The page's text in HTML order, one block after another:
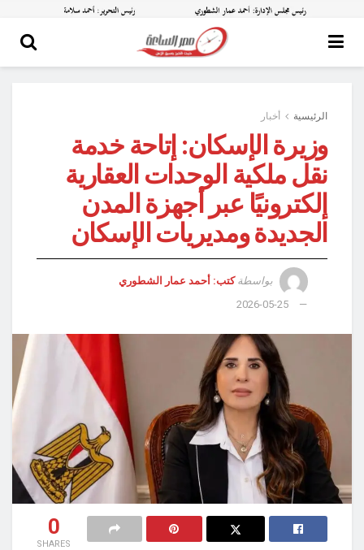
الرئيسية أخبار
وزيرة الإسكان: إتاحة خدمة
نقل ملكية الوحدات العقارية
إلكترونيًا عبر أجهزة المدن
الجديدة ومديريات الإسكان
بواسطة كتب: أحمد عمار الشطوري
2026-05-25
0
SHARES